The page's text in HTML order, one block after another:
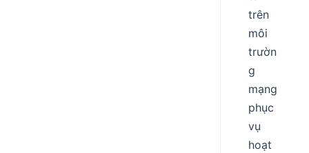
trên
môi
trườn
g
mạng
phục
vụ
hoạt